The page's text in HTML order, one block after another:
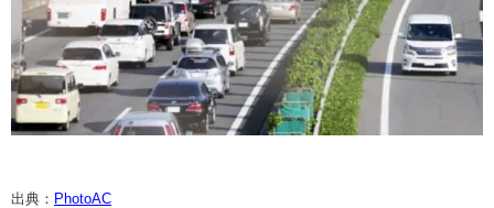
出典： PhotoAC